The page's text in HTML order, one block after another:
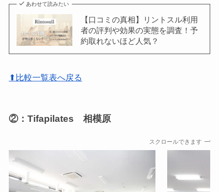
あわせて読みたい
【口コミの真相】リントスル利用
者の評判や効果の実態を調査！予
約取れないほど人気？
⬆比較一覧表へ戻る
②：Tifapilates 相模原
スクロールできます